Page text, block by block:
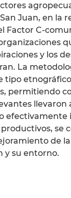
Juan, en la
Factor C-
y los
La
permitiendo
efectivamente
se
de
y su entorno.